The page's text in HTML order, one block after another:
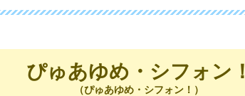
ぴゅあゆめ・シフォン！
（ぴゅあゆめ・シフォン！）